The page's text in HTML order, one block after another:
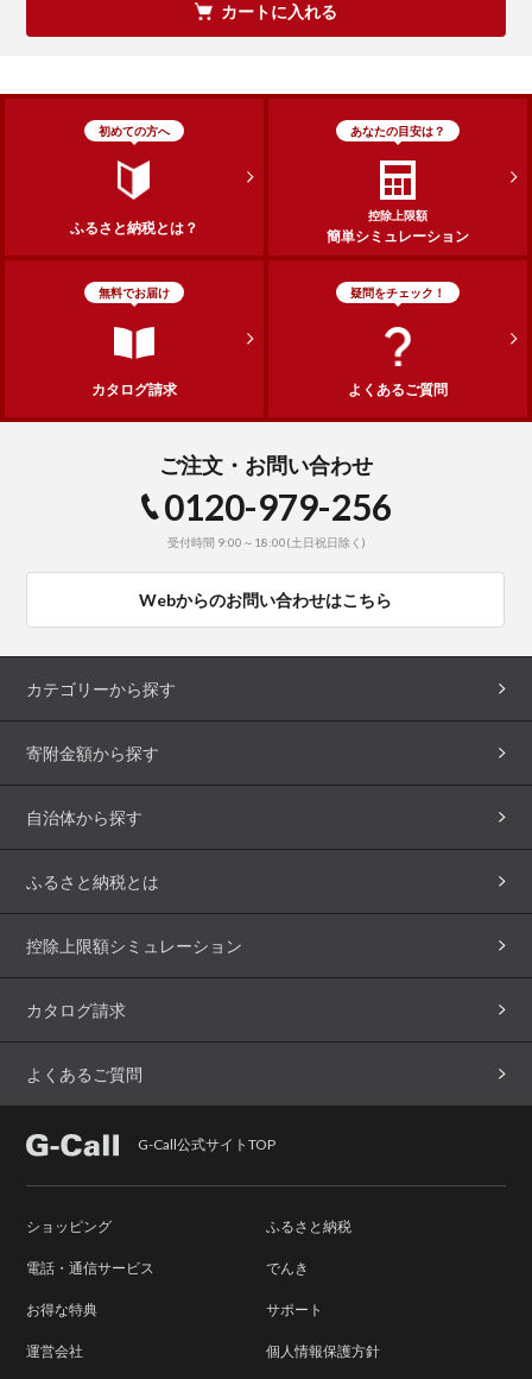
カートに入れる
初めての方へ
ふるさと納税とは？
あなたの目安は？
控除上限額
簡単シミュレーション
無料でお届け
カタログ請求
疑問をチェック！
よくあるご質問
ご注文・お問い合わせ
0120-979-256
受付時間 9:00～18:00(土日祝日除く)
Webからのお問い合わせはこちら
カテゴリーから探す
寄附金額から探す
自治体から探す
ふるさと納税とは
控除上限額シミュレーション
カタログ請求
よくあるご質問
G-Call公式サイトTOP
ショッピング ふるさと納税
電話・通信サービス でんき
お得な特典 サポート
運営会社 個人情報保護方針